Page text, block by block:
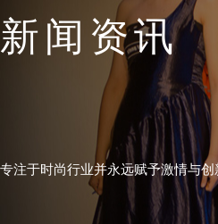
专注于时尚行业并永远赋予激情与创
新闻资讯